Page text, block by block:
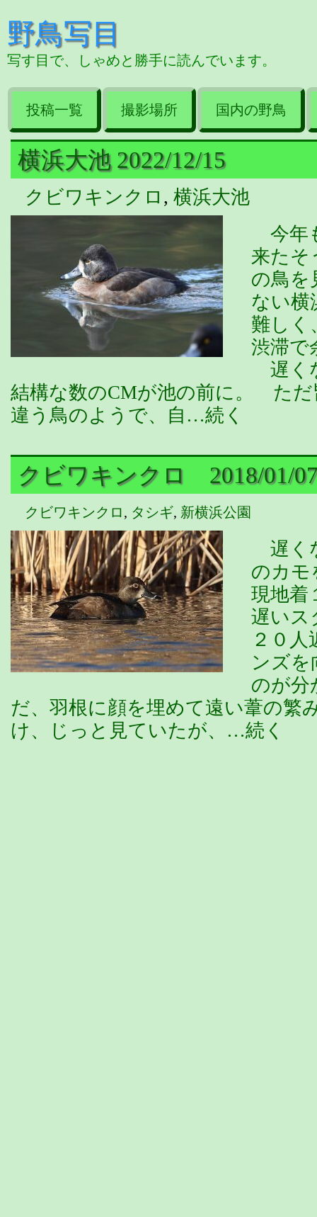
野鳥写目
写す目で、しゃめと勝手に読んでいます。
投稿一覧 撮影場所 国内の野鳥
横浜大池 2022/12/15
クビワキンクロ , 横浜大池
今年
来たそ
の鳥
ない横
難しく
渋滞で
遅く
結構な数のCMが池の前に。 ただ
違う鳥のようで、自…続く
クビワキンクロ 2018/01/
クビワキンクロ, タシギ, 新横浜公園
遅く
のカモ
現地着
遅い
２０
ンズを
のが
だ、羽根に顔を埋めて遠い葦の繁
け、じっと見ていたが、…続く